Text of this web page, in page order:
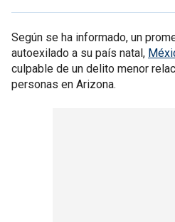
Según se ha informado, un
autoexilado a su país natal,
culpable de un delito menor
personas en Arizona.